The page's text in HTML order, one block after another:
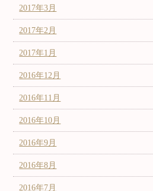
2017年3月
2017年2月
2017年1月
2016年12月
2016年11月
2016年10月
2016年9月
2016年8月
2016年7月